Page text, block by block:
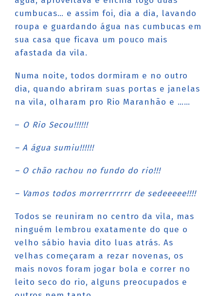
cumbucas… e assim foi, dia a dia, lavando
roupa e guardando água nas cumbucas em
sua casa que ficava um pouco mais
afastada da vila.
Numa noite, todos dormiram e no outro
dia, quando abriram suas portas e janelas
na vila, olharam pro Rio Maranhão e ……
– O Rio Secou!!!!!!
– A água sumiu!!!!!!
– O chão rachou no fundo do rio!!!
– Vamos todos morrerrrrrrr de sedeeeee!!!!
Todos se reuniram no centro da vila, mas
ninguém lembrou exatamente do que o
velho sábio havia dito luas atrás. As
velhas começaram a rezar novenas, os
mais novos foram jogar bola e correr no
leito seco do rio, alguns preocupados e